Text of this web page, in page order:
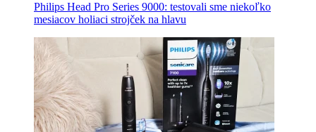
Philips Head Pro Series 9000: testovali sme niekoľko
mesiacov holiaci strojček na hlavu